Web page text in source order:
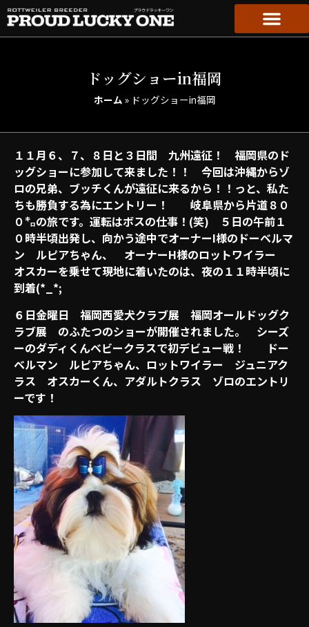
ドッグショーin福岡
ホーム » ドッグショーin福岡
１１月６、７、８日と３日間 九州遠征！ 福岡県のド
ッグショーに参加して来ました！！ 今回は沖縄からゾ
ロの兄弟、ブッチくんが遠征に来るから！！っと、私た
ちも勝負する為にエントリー！ 岐阜県から片道８０
０㌔の旅です。運転はボスの仕事！(笑) ５日の午前１
０時半頃出発し、向かう途中でオーナーI様のドーベルマ
ン ルピアちゃん、 オーナーH様のロットワイラー
オスカーを乗せて現地に着いたのは、夜の１１時半頃に
到着(*_*;
６日金曜日 福岡西愛犬クラブ展 福岡オールドッグク
ラブ展 のふたつのショーが開催されました。 シーズ
ーのダディくんベビークラスで初デビュー戦！ ドー
ベルマン ルピアちゃん、ロットワイラー ジュニアク
ラス オスカーくん、アダルトクラス ゾロのエントリ
ーです！